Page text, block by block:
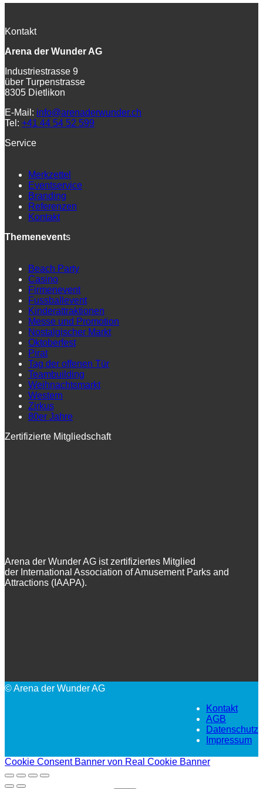
Kontakt
Arena der Wunder AG
Industriestrasse 9
über Turpenstrasse
8305 Dietlikon
E-Mail: info@arenaderwunder.ch
Tel: +41 44 54 52 599
Service
Merkzettel
Eventservice
Branding
Referenzen
Kontakt
Themenevents
Beach Party
Casino
Firmenevent
Fussballevent
Kinderattraktionen
Messe und Promotion
Nostalgischer Markt
Oktoberfest
Pirat
Tag der offenen Tür
Teambuilding
Weihnachtsmarkt
Western
Zirkus
80er Jahre
Zertifizierte Mitgliedschaft
Arena der Wunder AG ist zertifiziertes Mitglied
der International Association of Amusement Parks and
Attractions (IAAPA).
© Arena der Wunder AG
Kontakt
AGB
Datenschutz
Impressum
Cookie Consent Banner von Real Cookie Banner